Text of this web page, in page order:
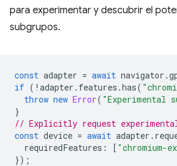
para experimentar y descubrir el
subgrupos.
const adapter = await navigator .
if ( ! adapter . features .has(
throw new Error( "Experimental
}
// Explicitly request
const device = await adapter .
requiredFeatures : [ "chromium-
});